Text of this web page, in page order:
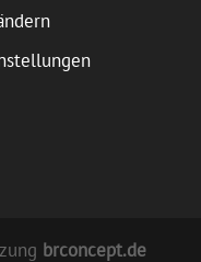
brconcept.de